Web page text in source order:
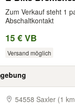
Zum Verkauf steht 1
Abschaltkontakt
15 € VB
Versand möglich
54558 Saxler (1